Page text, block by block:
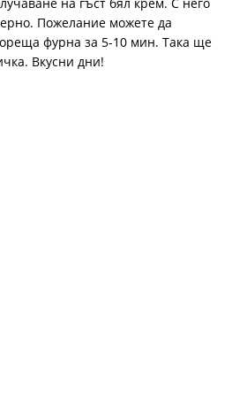
Пожелание можете да
фурна за 5-10 мин. Така ще
Вкусни дни!